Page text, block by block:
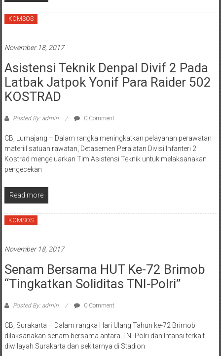
KOMSOS
November 18, 2017
Asistensi Teknik Denpal Divif 2 Pada
Latbak Jatpok Yonif Para Raider 502
KOSTRAD
Posted By: admin 0 Comment
CB, Lumajang – Dalam rangka meningkatkan pelayanan perawatan
materiil satuan rawatan, Detasemen Peralatan Divisi Infanteri 2
Kostrad mengeluarkan Tim Asistensi Teknik untuk melaksanakan
pengecekan
Read more
KOMSOS
November 18, 2017
Senam Bersama HUT Ke-72 Brimob
“Tingkatkan Soliditas TNI-Polri”
Posted By: admin 0 Comment
CB, Surakarta – Dalam rangka Hari Ulang Tahun ke-72 Brimob
dilaksanakan senam bersama antara TNI-Polri dan Intansi terkait
diwilayah Surakarta dan sekitarnya di Stadion